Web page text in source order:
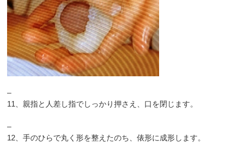
–
11、親指と人差し指でしっかり押さえ、口を閉じます。
–
12、手のひらで丸く形を整えたのち、俵形に成形します。